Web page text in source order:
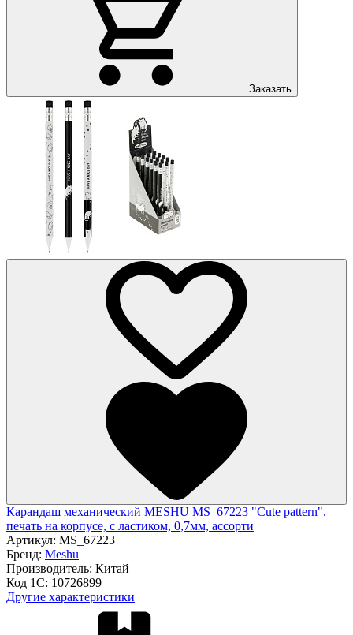
Заказать
Карандаш механический MESHU MS_67223 "Cute pattern",
печать на корпусе, с ластиком, 0,7мм, ассорти
Артикул: MS_67223
Бренд: Meshu
Производитель: Китай
Код 1С: 10726899
Другие характеристики